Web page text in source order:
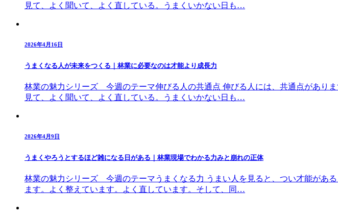
見て、よく聞いて、よく直している。うまくいかない日も…
2026年4月16日
うまくなる人が未来をつくる｜林業に必要なのは才能より成長力
林業の魅力シリーズ 今週のテーマ伸びる人の共通点 伸びる人には、共通点があり
見て、よく聞いて、よく直している。うまくいかない日も…
2026年4月9日
うまくやろうとするほど雑になる日がある｜林業現場でわかる力みと崩れの正体
林業の魅力シリーズ 今週のテーマうまくなる力 うまい人を見ると、つい才能があ
ます。よく整えています。よく直しています。そして、同…